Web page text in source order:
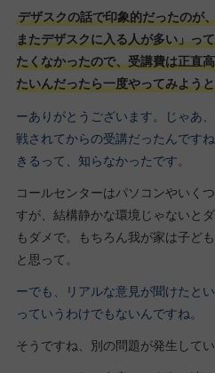
デザスクの話で印象的だったのが
またデザスクに入る人が多い」っ
たくなかったので、受講費は正直
たいんだったら一度やってみよう
ーありがとうございます。じゃあ
戦されてからの受講だったんです
きるって、知らなかったです。
コールセンターはパソコンやいく
すが、結構静かな環境じゃないと
もダメで。もちろん我が家は子ど
と思って。
ーでも、リアルな意見が聞けたと
っていうわけでもないんですね。
そうですね、別の問題が発生してい